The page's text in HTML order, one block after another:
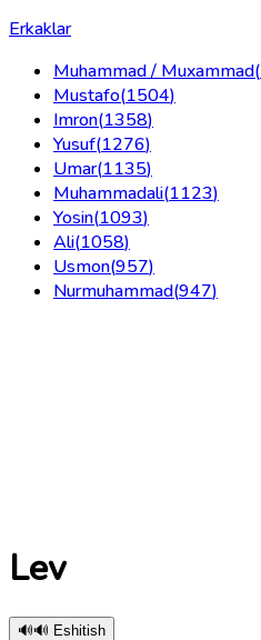
Erkaklar
Muhammad / Muxammad(
Mustafo(1504)
Imron(1358)
Yusuf(1276)
Umar(1135)
Muhammadali(1123)
Yosin(1093)
Ali(1058)
Usmon(957)
Nurmuhammad(947)
Lev
🔊🔊 Eshitish